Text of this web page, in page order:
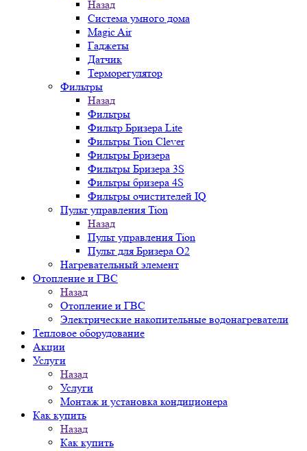
Назад
Система умного дома
Magic Air
Гаджеты
Датчик
Терморегулятор
Фильтры
Назад
Фильтры
Фильтр Бризера Lite
Фильтры Tion Clever
Фильтры Бризера
Фильтры Бризера 3S
Фильтры бризера 4S
Фильтры очистителей IQ
Пульт управления Tion
Назад
Пульт управления Tion
Пульт для Бризера O2
Нагревательный элемент
Отопление и ГВС
Назад
Отопление и ГВС
Электрические накопительные водонагреватели
Тепловое оборудование
Акции
Услуги
Назад
Услуги
Монтаж и установка кондиционера
Как купить
Назад
Как купить